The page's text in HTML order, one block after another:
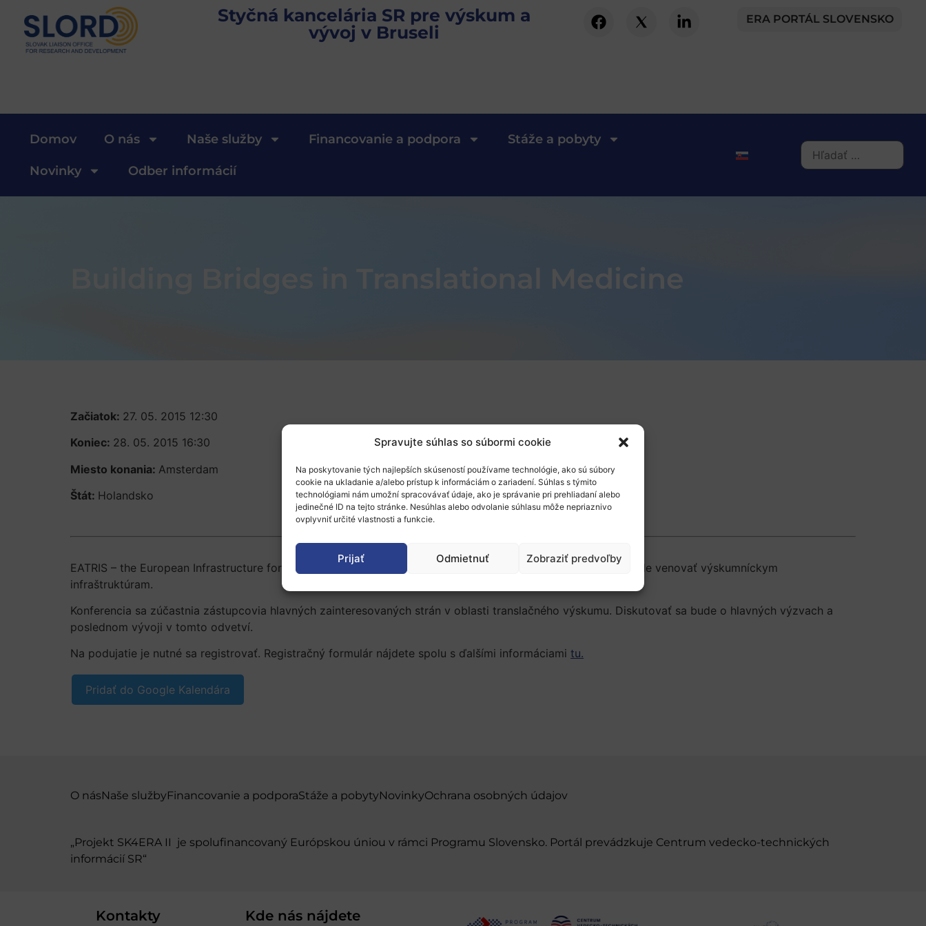
Spravujte súhlas so súbormi cookie
Na poskytovanie tých najlepších skúseností používame technológie, ako sú súbory
cookie na ukladanie a/alebo prístup k informáciám o zariadení. Súhlas s týmito
technológiami nám umožní spracovávať údaje, ako je správanie pri prehliadaní alebo
jedinečné ID na tejto stránke. Nesúhlas alebo odvolanie súhlasu môže nepriaznivo
ovplyvniť určité vlastnosti a funkcie.
Prijať Odmietnuť Zobraziť predvoľby
Styčná kancelária SR pre výskum a
vývoj v Bruseli
ERA PORTÁL SLOVENSKO
Domov O nás Naše služby Financovanie a podpora Stáže a pobyty
Novinky Odber informácií
Building Bridges in Translational Medicine
Začiatok: 27. 05. 2015 12:30
Koniec: 28. 05. 2015 16:30
Miesto konania: Amsterdam
Štát: Holandsko
EATRIS – the European Infrastructure for Translational Medicine organizuje 2. ročník konferencie, ktorá sa bude venovať výskumníckym
infraštruktúram.
Konferencia sa zúčastnia zástupcovia hlavných zainteresovaných strán v oblasti translačného výskumu. Diskutovať sa bude o hlavných výzvach a
poslednom vývoji v tomto odvetví.
Na podujatie je nutné sa registrovať. Registračný formulár nájdete spolu s ďalšími informáciami tu.
Pridať do Google Kalendára
O násNaše službyFinancovanie a podporaStáže a pobytyNovinkyOchrana osobných údajov
„Projekt SK4ERA II je spolufinancovaný Európskou úniou v rámci Programu Slovensko. Portál prevádzkuje Centrum vedecko-technických
informácií SR“
Kontakty Kde nás nájdete